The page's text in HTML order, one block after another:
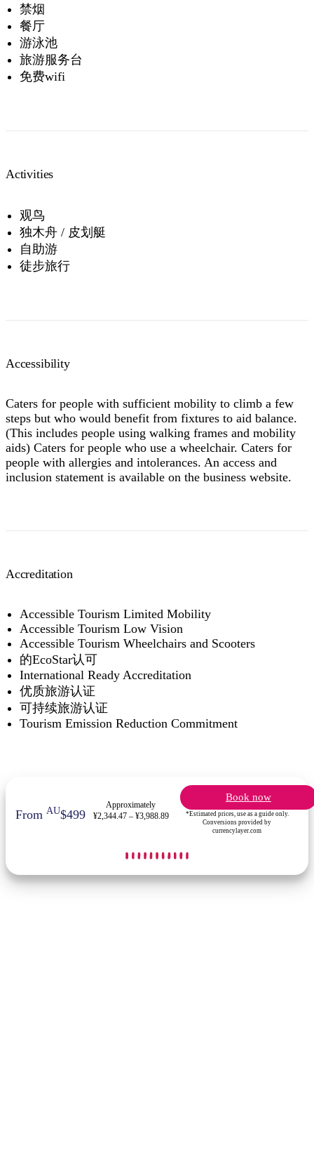
禁烟
餐厅
游泳池
旅游服务台
免费wifi
Activities
观鸟
独木舟 / 皮划艇
自助游
徒步旅行
Accessibility
Caters for people with sufficient mobility to climb a few
steps but who would benefit from fixtures to aid balance.
(This includes people using walking frames and mobility
aids) Caters for people who use a wheelchair. Caters for
people with allergies and intolerances. An access and
inclusion statement is available on the business website.
Accreditation
Accessible Tourism Limited Mobility
Accessible Tourism Low Vision
Accessible Tourism Wheelchairs and Scooters
的EcoStar认可
International Ready Accreditation
优质旅游认证
可持续旅游认证
Tourism Emission Reduction Commitment
FromAU$499
Approximately
¥2,344.47 – ¥3,988.89
Book now
*Estimated prices, use as a guide only.
Conversions provided by
currencylayer.com